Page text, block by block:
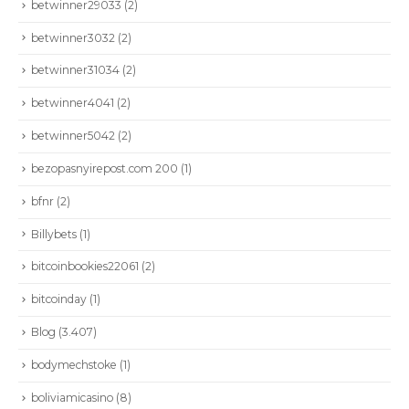
betwinner29033 (2)
betwinner3032 (2)
betwinner31034 (2)
betwinner4041 (2)
betwinner5042 (2)
bezopasnyirepost.com 200 (1)
bfnr (2)
Billybets (1)
bitcoinbookies22061 (2)
bitcoinday (1)
Blog (3.407)
bodymechstoke (1)
boliviamicasino (8)
CONTÁCTENOS
Dirección: Calle 86A # 49D - 03: Bogotá | Colombia